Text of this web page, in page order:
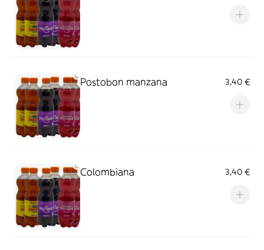
Postobon manzana 3,40 €
Colombiana 3,40 €